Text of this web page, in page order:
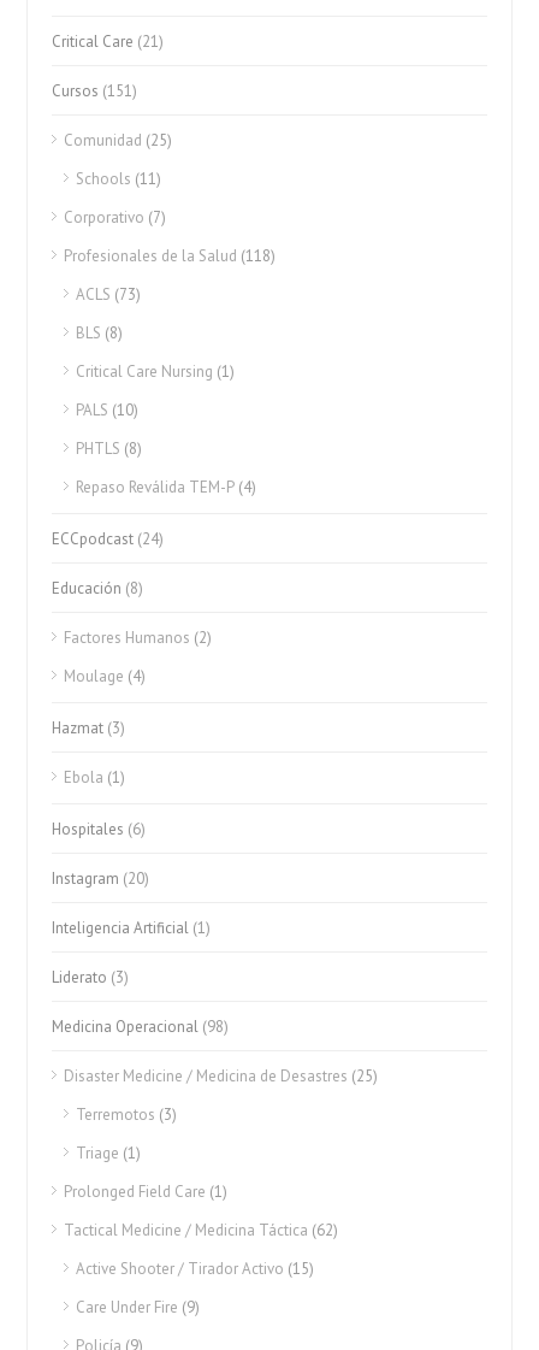
Critical Care (21)
Cursos (151)
Comunidad (25)
Schools (11)
Corporativo (7)
Profesionales de la Salud (118)
ACLS (73)
BLS (8)
Critical Care Nursing (1)
PALS (10)
PHTLS (8)
Repaso Reválida TEM-P (4)
ECCpodcast (24)
Educación (8)
Factores Humanos (2)
Moulage (4)
Hazmat (3)
Ebola (1)
Hospitales (6)
Instagram (20)
Inteligencia Artificial (1)
Liderato (3)
Medicina Operacional (98)
Disaster Medicine / Medicina de Desastres (25)
Terremotos (3)
Triage (1)
Prolonged Field Care (1)
Tactical Medicine / Medicina Táctica (62)
Active Shooter / Tirador Activo (15)
Care Under Fire (9)